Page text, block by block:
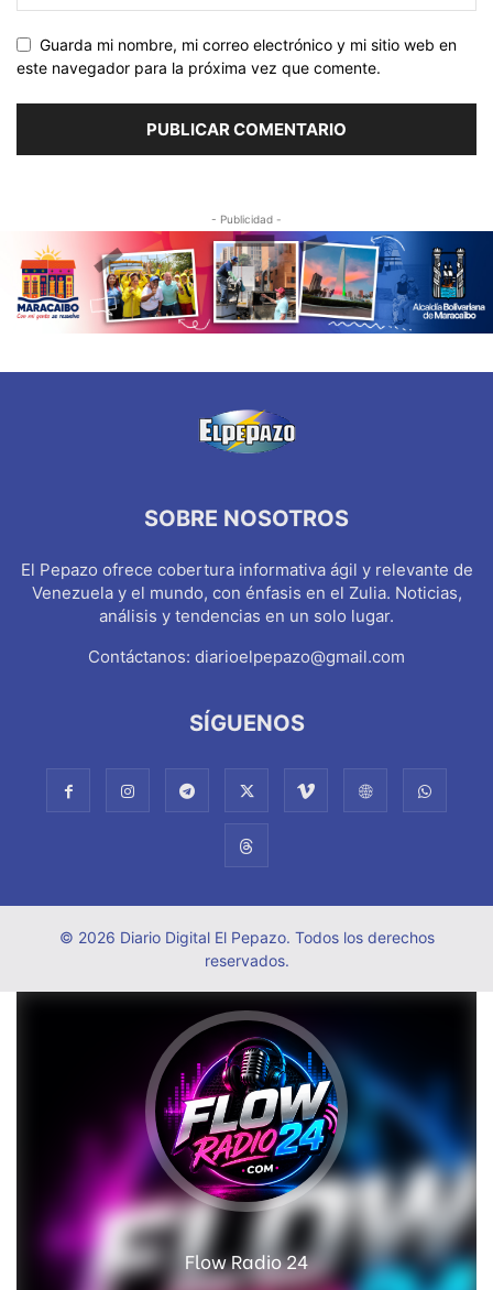
Guarda mi nombre, mi correo electrónico y mi sitio web en
este navegador para la próxima vez que comente.
- Publicidad -
SOBRE NOSOTROS
El Pepazo ofrece cobertura informativa ágil y relevante de
Venezuela y el mundo, con énfasis en el Zulia. Noticias,
análisis y tendencias en un solo lugar.
Contáctanos: diarioelpepazo@gmail.com
SÍGUENOS
© 2026 Diario Digital El Pepazo. Todos los derechos
reservados.